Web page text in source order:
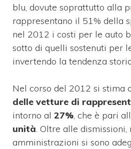
blu, dovute soprattutto alla
rappresentano il 51% della
nel 2012 i costi per le auto
sotto di quelli sostenuti per
invertendo la tendenza
Nel corso del 2012 si stima
delle vetture di
intorno al 27% , che è pari
unità . Oltre alle dismissioni,
amministrazioni si sono